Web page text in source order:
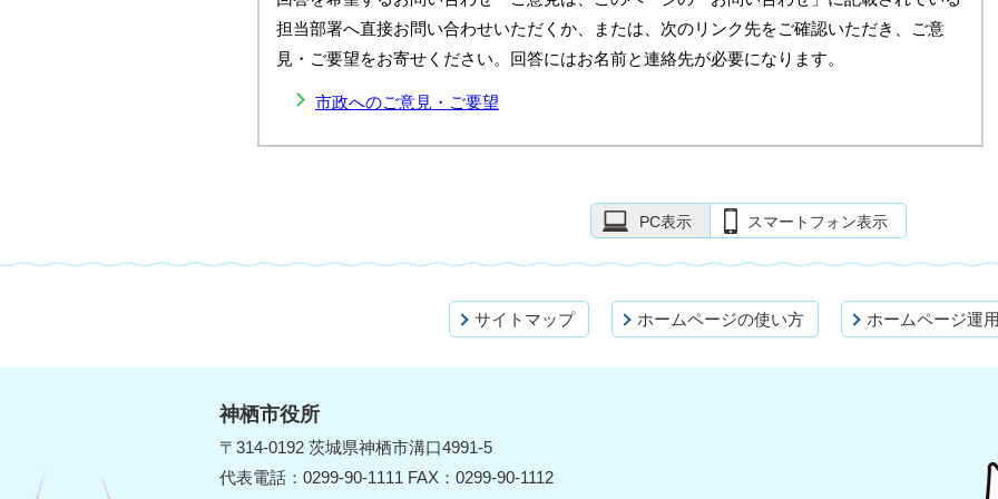
担当部署へ直接お問い合わせいただくか、または、次のリンク先をご確認いただき、ご意
見・ご要望をお寄せください。回答にはお名前と連絡先が必要になります。
市政へのご意見・ご要望
PC表示 スマートフォン表示
サイトマップ ホームページの使い方 ホームページ運
神栖市役所
〒314-0192 茨城県神栖市溝口4991-5
代表電話：0299-90-1111 FAX：0299-90-1112